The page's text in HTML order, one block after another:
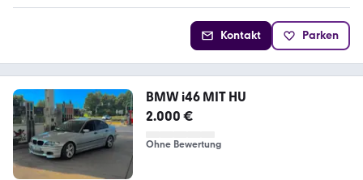
Kontakt Parken
BMW i46 MIT HU
2.000 €
Ohne Bewertung